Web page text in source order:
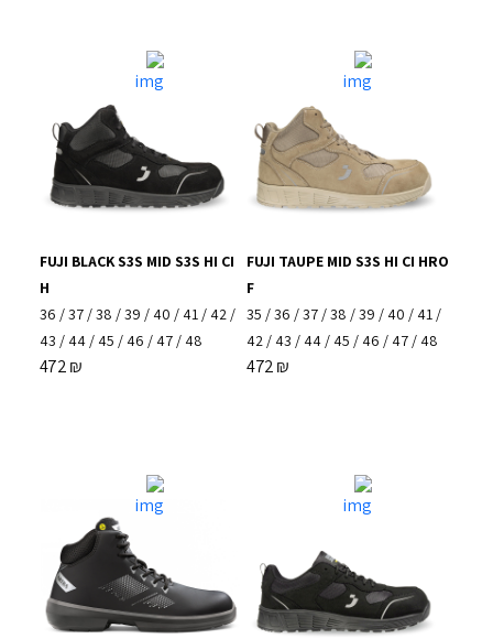
FUJI TAUPE MID S3S HI CI HRO
F
35 /36 /37 /38 /39 / 40 / 41 /
42 / 43 / 44 / 45 / 46 / 47 / 48
472₪
FUJI BLACK S3S MID S3S HI CI
H
36 /37/38 /39 / 40 / 41/ 42/
43 / 44/ 45 / 46 / 47/ 48
472₪